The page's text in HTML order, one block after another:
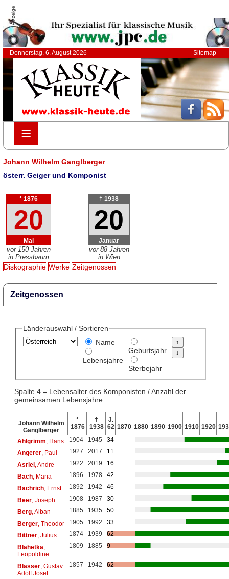
Anzeige
Donnerstag, 6. August 2026 Sitemap
≡
≡
Johann Wilhelm Ganglberger
österr. Geiger und Komponist
* 1876
20
Mai
vor 150 Jahren
in Pressbaum
† 1938
20
Januar
vor 88 Jahren
in Wien
Diskographie Werke Zeitgenossen
Zeitgenossen
Länderauswahl / Sortieren
Name
Lebensjahre
Geburtsjahr
Sterbejahr
Spalte 4 = Lebensalter des Komponisten / Anzahl der
gemeinsamen Lebensjahre
Johann Wilhelm
Ganglberger
*
1876
†
1938
J.
62 1870 1880 1890 1900 1910 1920
Ahlgrimm , Hans 1904 1945
34
Angerer, Paul 1927 2017
11
Asriel, Andre 1922 2019
16
Bach, Maria 1896 1978
42
Bachrich, Ernst 1892 1942
46
Beer, Joseph 1908 1987
30
Berg, Alban 1885 1935
50
Berger, Theodor 1905 1992
33
Bittner, Julius 1874 1939
62
Blahetka
Leopoldine
1809 1885 9
Blasser, Gustav
Adolf Josef
1857 1942 62